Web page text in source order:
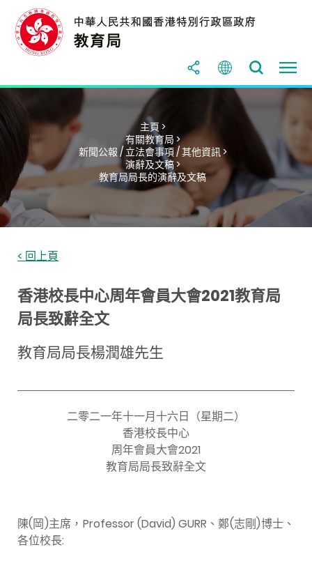
主頁 >
有關教育局 >
新聞公報 / 立法會事項 / 其他資訊 >
演辭及文稿 >
教育局局長的演辭及文稿
< 回上頁
香港校長中心周年會員大會2021教育局
局長致辭全文
教育局局長楊潤雄先生
二零二一年十一月十六日（星期二）
香港校長中心
周年會員大會2021
教育局局長致辭全文
陳(岡)主席，Professor (David) GURR、鄭(志剛)博士、
各位校長: